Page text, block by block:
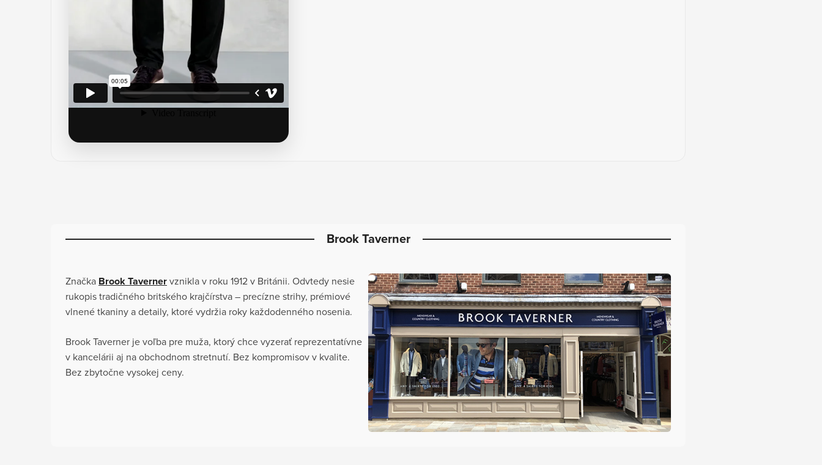
Brook Taverner
Značka Brook Tavernervznikla v roku 1912 v Británii. Odvtedy nesie
rukopis tradičného britského krajčírstva – precízne strihy, prémiové
vlnené tkaniny a detaily, ktoré vydržia roky každodenného nosenia.
Brook Taverner je voľba pre muža, ktorý chce vyzerať reprezentatívne
v kancelárii aj na obchodnom stretnutí. Bez kompromisov v kvalite.
Bez zbytočne vysokej ceny.